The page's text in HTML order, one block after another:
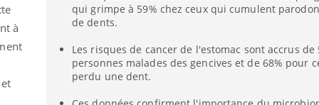
qui grimpe à 59% chez ceux qui cumulent
de dents.
Les risques de cancer de l'estomac sont accrus de
personnes malades des gencives et de 68% pour
perdu une dent.
à